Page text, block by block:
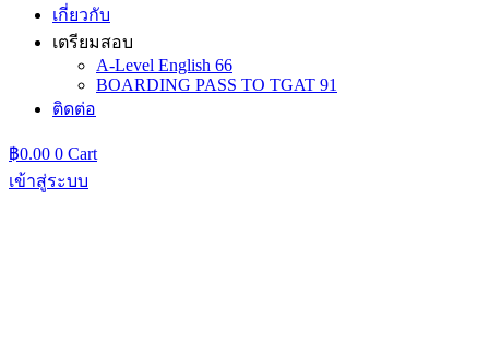
เกี่ยวกับ
เตรียมสอบ
A-Level English 66
BOARDING PASS TO TGAT 91
ติดต่อ
฿0.00 0 Cart
เข้าสู่ระบบ